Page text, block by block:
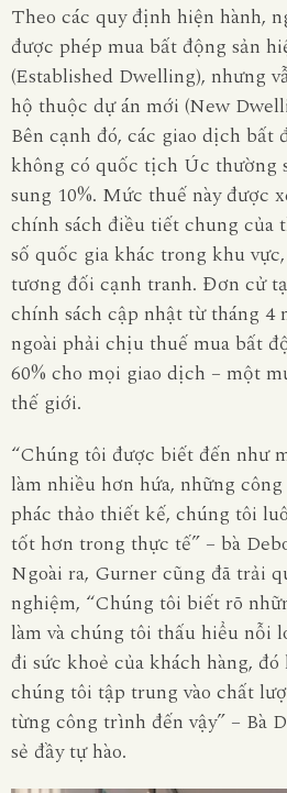
Theo các quy định hiện hành,
được phép mua bất động sản
(Established Dwelling), nhưng
hộ thuộc dự án mới (New
Bên cạnh đó, các giao dịch bất
không có quốc tịch Úc thường
sung 10%. Mức thuế này được
chính sách điều tiết chung của
số quốc gia khác trong khu
tương đối cạnh tranh. Đơn cử
chính sách cập nhật từ tháng 4
ngoài phải chịu thuế mua bất
60% cho mọi giao dịch – một
thế giới.
“Chúng tôi được biết đến như
làm nhiều hơn hứa, những
phác thảo thiết kế, chúng tôi
tốt hơn trong thực tế” – bà
Ngoài ra, Gurnercũng đã trải
nghiệm, “Chúng tôi biết rõ
làm và chúng tôi thấu hiểu nỗi
đi sức khoẻ của khách hàng,
chúng tôi tập trung vào chất
từng công trình đến vậy” – Bà
sẻ đầy tự hào.